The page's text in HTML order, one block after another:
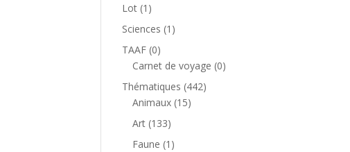
Lot 1 1
produit
Sciences 1 1
TAAF 00
produit
Carnet de voyage 00
Thématiques 442442
Animaux 1515
Art 133133
produits
Faune 1 1